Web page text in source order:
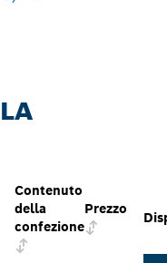
Contenuto
della
confezione
Prezzo